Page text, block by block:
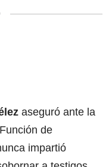
aseguró ante la
de
impartió